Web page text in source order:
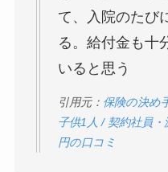
て、入院のたび
る。給付金も十
いると思う
引用元： 保険の決め
子供1人 / 契約社員
円の口コミ